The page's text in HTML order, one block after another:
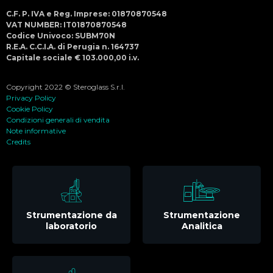
C.F. P. IVA e Reg. Imprese: 01870870548
VAT NUMBER: IT01870870548
Codice Univoco: SUBM70N
R.E.A. C.C.I.A. di Perugia n. 164737
Capitale sociale € 103.000,00 i.v.
Copyright 2022 © Steroglass S.r.l.
Privacy Policy
Cookie Policy
Condizioni generali di vendita
Note informative
Credits
Strumentazione da
laboratorio
Strumentazione
Analitica